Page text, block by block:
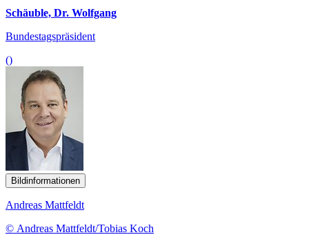
Schäuble, Dr. Wolfgang
Bundestagspräsident
()
Bildinformationen
Andreas Mattfeldt
© Andreas Mattfeldt/Tobias Koch